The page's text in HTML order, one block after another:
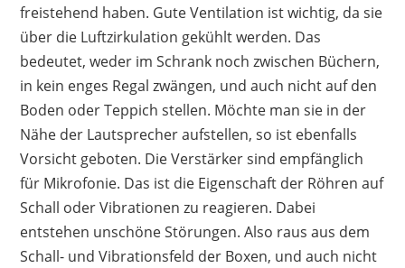
freistehend haben. Gute Ventilation ist wichtig, da sie
über die Luftzirkulation gekühlt werden. Das
bedeutet, weder im Schrank noch zwischen Büchern,
in kein enges Regal zwängen, und auch nicht auf den
Boden oder Teppich stellen. Möchte man sie in der
Nähe der Lautsprecher aufstellen, so ist ebenfalls
Vorsicht geboten. Die Verstärker sind empfänglich
für Mikrofonie. Das ist die Eigenschaft der Röhren auf
Schall oder Vibrationen zu reagieren. Dabei
entstehen unschöne Störungen. Also raus aus dem
Schall- und Vibrationsfeld der Boxen, und auch nicht